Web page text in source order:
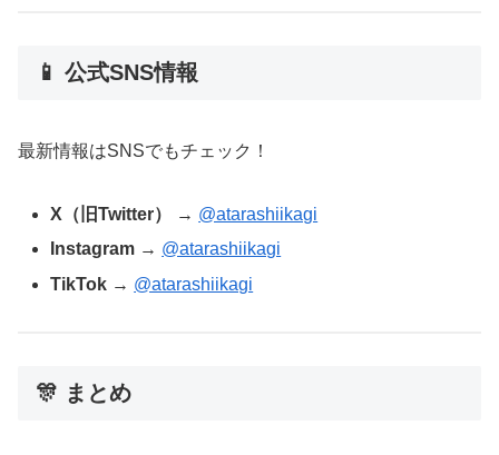
📱 公式SNS情報
最新情報はSNSでもチェック！
X（旧Twitter） → @atarashiikagi
Instagram → @atarashiikagi
TikTok → @atarashiikagi
🎊 まとめ